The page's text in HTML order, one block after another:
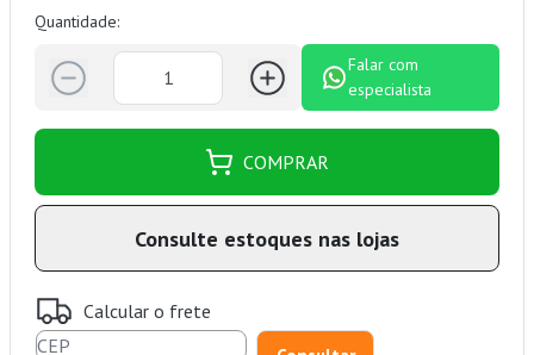
Quantidade:
Falar com
especialista
COMPRAR
Consulte estoques nas lojas
Calcular o frete